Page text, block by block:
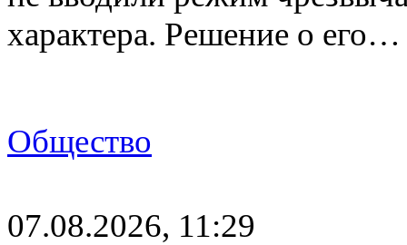
характера. Решение о его…
Общество
07.08.2026, 11:29